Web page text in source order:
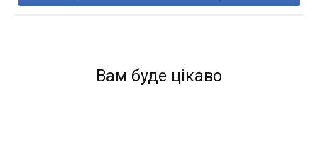
Вам буде цікаво